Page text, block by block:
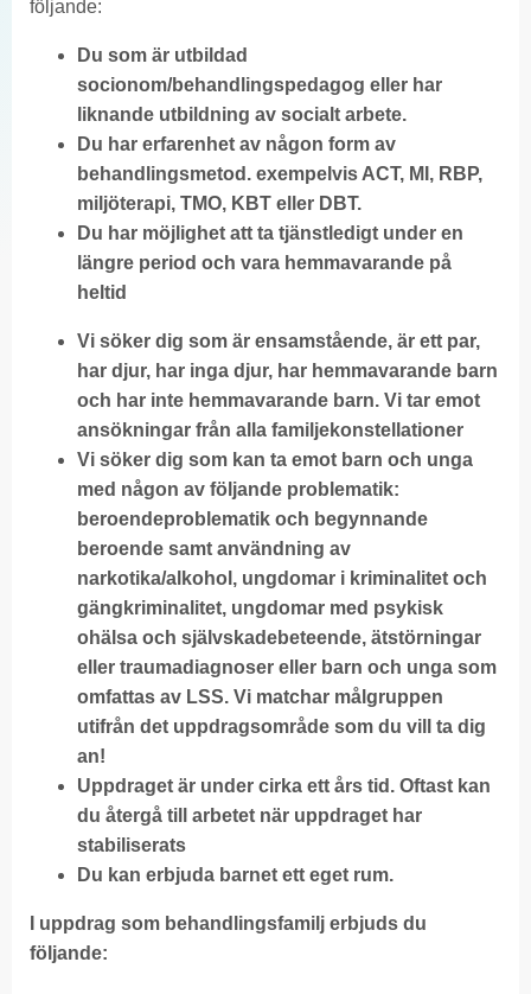
följande:
Du som är utbildad
socionom/behandlingspedagog eller har
liknande utbildning av socialt arbete.
Du har erfarenhet av någon form av
behandlingsmetod. exempelvis ACT, MI, RBP,
miljöterapi, TMO, KBT eller DBT.
Du har möjlighet att ta tjänstledigt under en
längre period och vara hemmavarande på
heltid
Vi söker dig som är ensamstående, är ett par,
har djur, har inga djur, har hemmavarande barn
och har inte hemmavarande barn. Vi tar emot
ansökningar från alla familjekonstellationer
Vi söker dig som kan ta emot barn och unga
med någon av följande problematik:
beroendeproblematik och begynnande
beroende samt användning av
narkotika/alkohol, ungdomar i kriminalitet och
gängkriminalitet, ungdomar med psykisk
ohälsa och självskadebeteende, ätstörningar
eller traumadiagnoser eller barn och unga som
omfattas av LSS. Vi matchar målgruppen
utifrån det uppdragsområde som du vill ta dig
an!
Uppdraget är under cirka ett års tid. Oftast kan
du återgå till arbetet när uppdraget har
stabiliserats
Du kan erbjuda barnet ett eget rum.
I uppdrag som behandlingsfamilj erbjuds du
följande: